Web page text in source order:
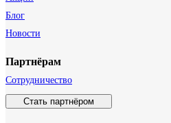
Блог
Новости
Партнёрам
Сотрудничество
Стать партнёром